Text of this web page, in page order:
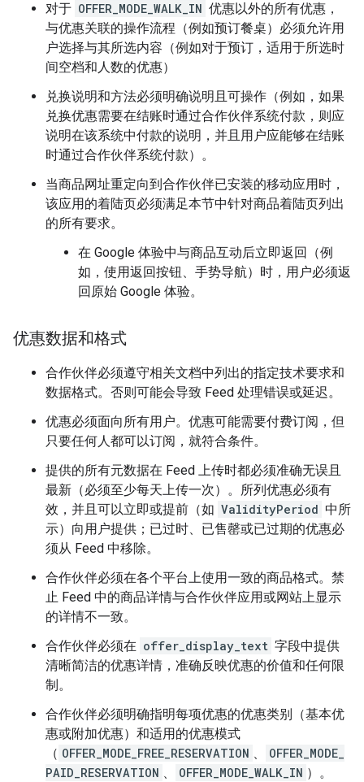
对于 OFFER_MODE_WALK_IN 优惠以外的所有优惠，
与优惠关联的操作流程（例如预订餐桌）必须允许用
户选择与其所选内容（例如对于预订，适用于所选时
间空档和人数的优惠）
兑换说明和方法必须明确说明且可操作（例如，如果
兑换优惠需要在结账时通过合作伙伴系统付款，则应
说明在该系统中付款的说明，并且用户应能够在结账
时通过合作伙伴系统付款）。
当商品网址重定向到合作伙伴已安装的移动应用时，
该应用的着陆页必须满足本节中针对商品着陆页列出
的所有要求。
在 Google 体验中与商品互动后立即返回（例
如，使用返回按钮、手势导航）时，用户必须返
回原始 Google 体验。
优惠数据和格式
合作伙伴必须遵守相关文档中列出的指定技术要求和
数据格式。否则可能会导致 Feed 处理错误或延迟。
优惠必须面向所有用户。优惠可能需要付费订阅，但
只要任何人都可以订阅，就符合条件。
提供的所有元数据在 Feed 上传时都必须准确无误且
最新（必须至少每天上传一次）。所列优惠必须有
效，并且可以立即或提前（如 ValidityPeriod 中所
示）向用户提供；已过时、已售罄或已过期的优惠必
须从 Feed 中移除。
合作伙伴必须在各个平台上使用一致的商品格式。禁
止 Feed 中的商品详情与合作伙伴应用或网站上显示
的详情不一致。
合作伙伴必须在 offer_display_text 字段中提供
清晰简洁的优惠详情，准确反映优惠的价值和任何限
制。
合作伙伴必须明确指明每项优惠的优惠类别（基本优
惠或附加优惠）和适用的优惠模式
（ OFFER_MODE_FREE_RESERVATION 、
OFFER_MODE_
PAID_RESERVATION 、 OFFER_MODE_WALK_IN ）。